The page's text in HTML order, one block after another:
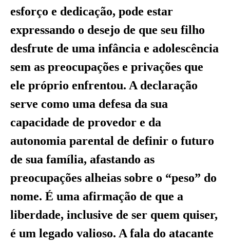
esforço e dedicação, pode estar
expressando o desejo de que seu filho
desfrute de uma infância e adolescência
sem as preocupações e privações que
ele próprio enfrentou. A declaração
serve como uma defesa da sua
capacidade de provedor e da
autonomia parental de definir o futuro
de sua família, afastando as
preocupações alheias sobre o “peso” do
nome. É uma afirmação de que a
liberdade, inclusive de ser quem quiser,
é um legado valioso. A fala do atacante